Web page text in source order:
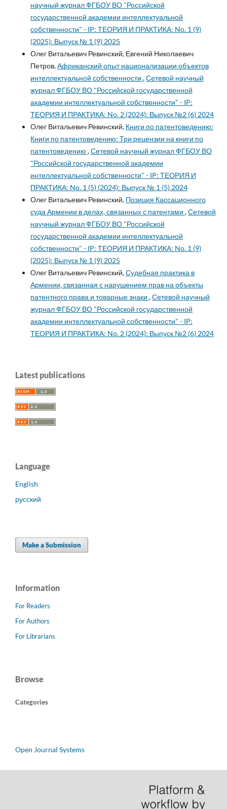
научный журнал ФГБОУ ВО "Российской
государственной академии интеллектуальной
собственности" - IP: ТЕОРИЯ И ПРАКТИКА: No. 1 (9)
(2025): Выпуск № 1 (9) 2025
Олег Витальевич Ревинский, Евгений Николаевич
Петров,Африканский опыт национализации объектов
интеллектуальной собственности ,Сетевой научный
журнал ФГБОУ ВО "Российской государственной
академии интеллектуальной собственности" - IP:
ТЕОРИЯ И ПРАКТИКА: No. 2 (2024): Выпуск №2 (6) 2024
Олег Витальевич Ревинский, Книги по патентоведению:
Книги по патентоведению: Три рецензии на книги по
патентоведению ,Сетевой научный журнал ФГБОУ ВО
"Российской государственной академии
интеллектуальной собственности" - IP: ТЕОРИЯ И
ПРАКТИКА: No. 1 (5) (2024): Выпуск № 1 (5) 2024
Олег Витальевич Ревинский, Позиция Кассационного
суда Армении в делах, связанных с патентами ,Сетевой
научный журнал ФГБОУ ВО "Российской
государственной академии интеллектуальной
собственности" - IP: ТЕОРИЯ И ПРАКТИКА: No. 1 (9)
(2025): Выпуск № 1 (9) 2025
Олег Витальевич Ревинский,Судебная практика в
Армении, связанная с нарушением прав на объекты
патентного права и товарные знаки ,Сетевой научный
журнал ФГБОУ ВО "Российской государственной
академии интеллектуальной собственности" - IP:
ТЕОРИЯ И ПРАКТИКА: No. 2 (2024): Выпуск №2 (6) 2024
Latest publications
Language
English
русский
Make a Submission
Information
For Readers
For Authors
For Librarians
Browse
Categories
Open Journal Systems